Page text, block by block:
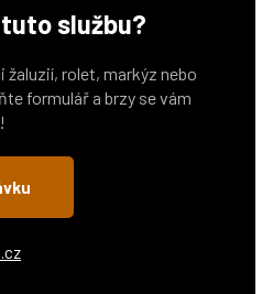
službu?
žaluzií, rolet, markýz nebo
formulář a brzy se vám